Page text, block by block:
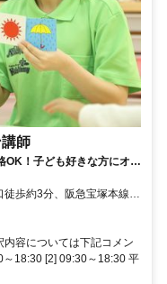
師
OK！子ども好きな方にオス
歩約3分、阪急宝塚本線
宝塚線〕 川西池田北口徒
容については下記コメン
～18:30 [2] 09:30～18:30 平